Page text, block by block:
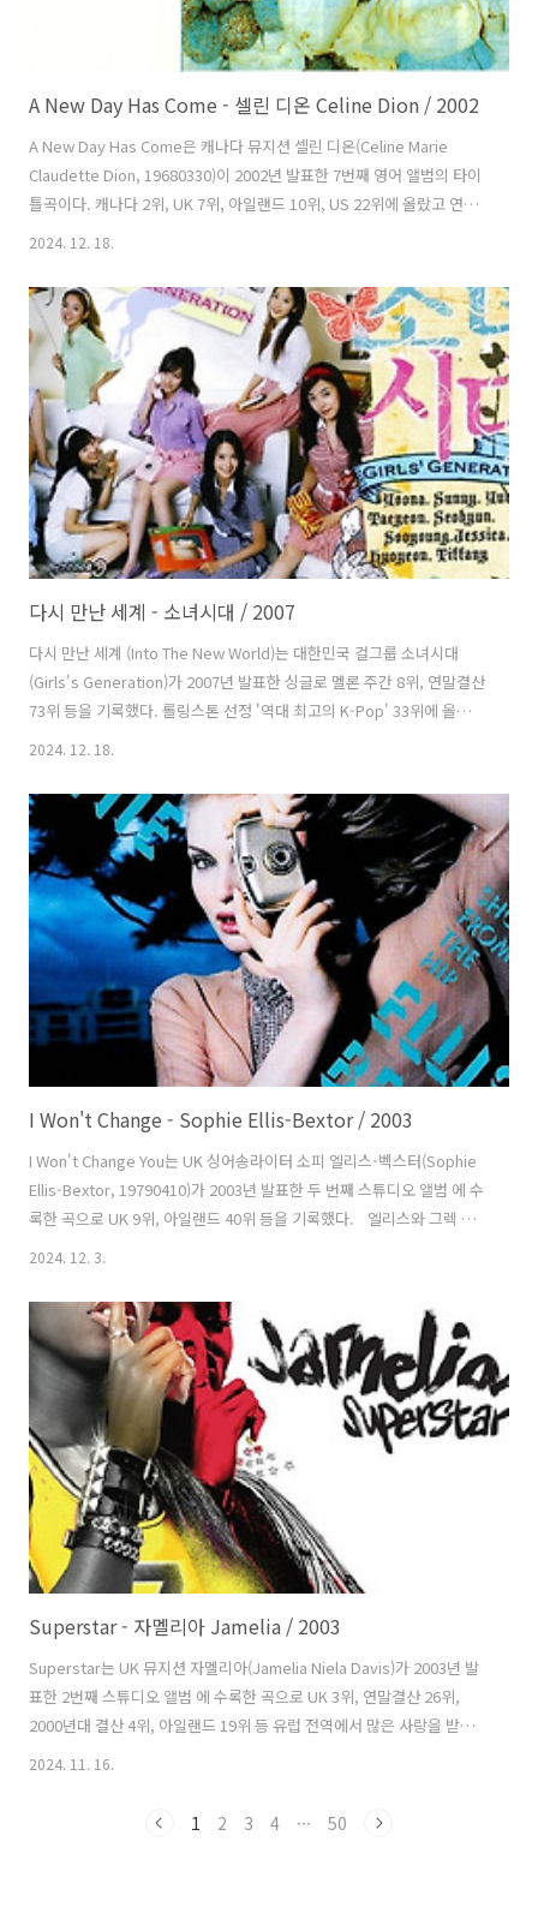
A New Day Has Come - 셀린 디온 Celine Dion / 2002
A New Day Has Come은 캐나다 뮤지션 셀린 디온(Celine Marie
Claudette Dion, 19680330)이 2002년 발표한 7번째 영어 앨범의 타이
틀곡이다. 캐나다 2위, UK 7위, 아일랜드 10위, US 22위에 올랐고 연말
노바(Aldo Nova)와 스티븐 모치오(Stephan Moccio)가 만들고 알도가
월터 아파나시에프(Walter Afanasieff)와 공동으로 프로듀서를 맡았다.
라디오 버전에는 릭 웨이크(Rick Wake)가 프로듀서로 참여했다. 알도는
셀린과 음반 작업 중 셀린의 이야기를 듣고 영감을 받아 ..
2024. 12. 18.
다시 만난 세계 - 소녀시대 / 2007
다시 만난 세계 (Into The New World)는 대한민국 걸그룹 소녀시대
(Girls's Generation)가 2007년 발표한 싱글로 멜론 주간 8위, 연말결산
73위 등을 기록했다. 롤링스톤 선정 '역대 최고의 K-Pop' 33위에 올랐
다. 2016년 M.net 에 사용되었고 이화여대 학생들이 미래라이프대학 신
대통령 탄핵 시위로 인해 민중가요로 크게 각광받으면서 멜론 200위권
에 재진입했다. 김정배가 작사하고 켄지(Kenzie, 김연정)이 작곡했다.
원래 SM의 4인조 걸그룹 밀크(M.I.L.K)의 2집에 수록하려고 했으나 멤버
의 탈퇴로 앨범 제작이 무산되면서 5년 정도 묵혀있던 곡이다. 소녀시대
데뷔 전 밀크의 버전이 유..
2024. 12. 18.
I Won't Change - Sophie Ellis-Bextor / 2003
I Won't Change You는 UK 싱어송라이터 소피 엘리스-벡스터(Sophie
Ellis-Bextor, 19790410)가 2003년 발표한 두 번째 스튜디오 앨범 에 수
록한 곡으로 UK 9위, 아일랜드 40위 등을 기록했다. 엘리스와 그렉 알
독을 맡았고 엘리스가 임신을 하고 있어서 화제가 되었다. 엘리스는
OCC와의 인터뷰에서 화사에서 마스터 테이프를 잃어버려서 슬프고, 가
사가 일부 맘에 들지 않고 MV의 금발 머리가 맘에 들지 않는다고 말했
다. 가사는 남에게 잘 보이려, 남자 친구를 얻으려 자신을 바꾸곤 했지
만 잘 되지 ..
2024. 12. 3.
Superstar - 자멜리아 Jamelia / 2003
Superstar는 UK 뮤지션 자멜리아(Jamelia Niela Davis)가 2003년 발
표한 2번째 스튜디오 앨범 에 수록한 곡으로 UK 3위, 연말결산 26위,
2000년대 결산 4위, 아일랜드 19위 등 유럽 전역에서 많은 사랑을 받았
고 국내에서도 좋은 반응을 얻었다. 아이버 노벨로에서 가장 많이 실연된
Belmaati), 미치 한센(Mich Hansen) 등이 만들고 원래 2003년 초 덴마
2024. 11. 16.
1 2 3 4 ··· 50